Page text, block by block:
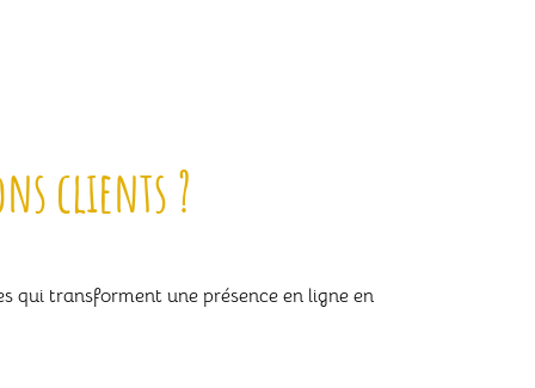
clients ?
qui transforment une présence en ligne en